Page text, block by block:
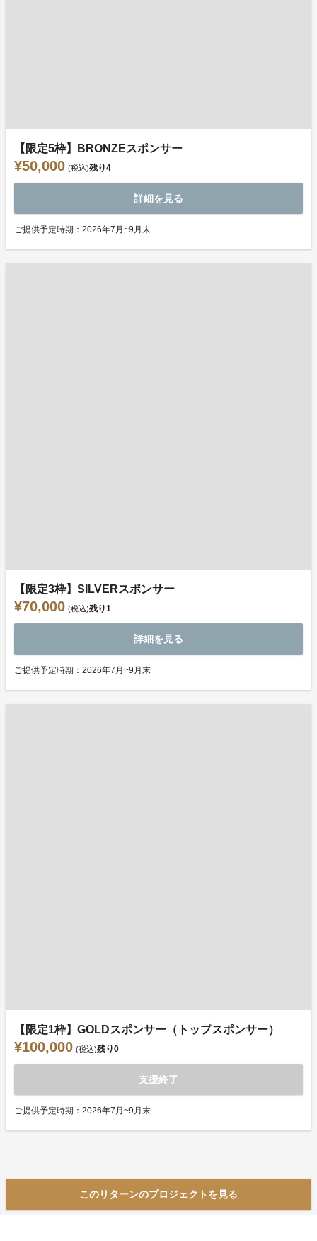
【限定5枠】BRONZEスポンサー
¥50,000 (税込)残り4
詳細を見る
ご提供予定時期：2026年7月~9月末
【限定3枠】SILVERスポンサー
¥70,000 (税込)残り1
詳細を見る
ご提供予定時期：2026年7月~9月末
【限定1枠】GOLDスポンサー（トップスポンサー）
¥100,000 (税込)残り0
支援終了
ご提供予定時期：2026年7月~9月末
このリターンのプロジェクトを見る